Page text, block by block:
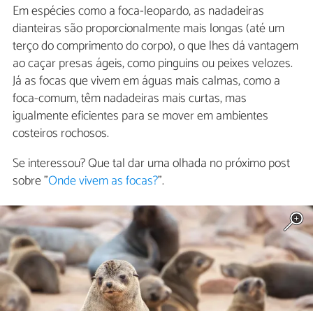
Em espécies como a foca-leopardo, as nadadeiras
dianteiras são proporcionalmente mais longas (até um
terço do comprimento do corpo), o que lhes dá vantagem
ao caçar presas ágeis, como pinguins ou peixes velozes.
Já as focas que vivem em águas mais calmas, como a
foca-comum, têm nadadeiras mais curtas, mas
igualmente eficientes para se mover em ambientes
costeiros rochosos.
Se interessou? Que tal dar uma olhada no próximo post
sobre "Onde vivem as focas?".